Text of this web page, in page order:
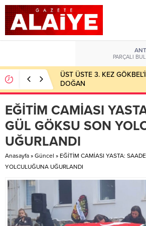
PARÇALI
ÜST ÜSTE 3. KEZ
DOĞAN
EĞİTİM CAMİASI
GÜL GÖKSU SON
UĞURLANDI
Anasayfa » Güncel » EĞİTİM CAMİASI YASTA:
YOLCULUĞUNA UĞURLANDI